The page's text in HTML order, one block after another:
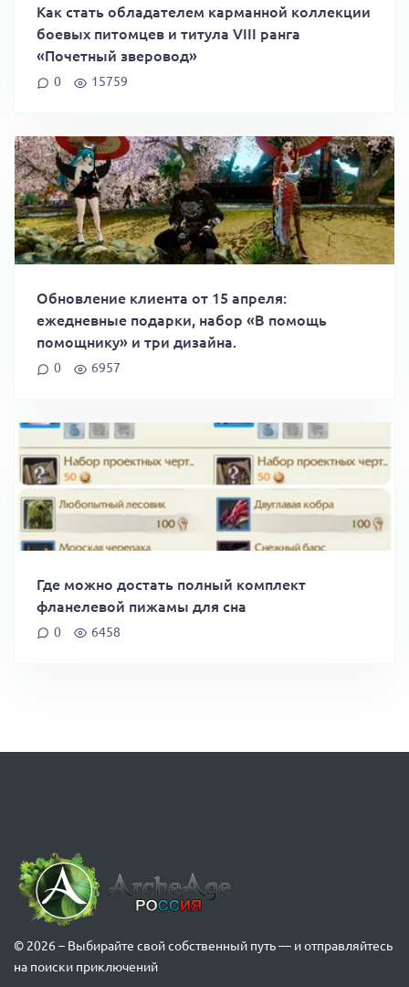
Как стать обладателем карманной коллекции
боевых питомцев и титула VIII ранга
«Почетный зверовод»
0 15759
Обновление клиента от 15 апреля:
ежедневные подарки, набор «В помощь
помощнику» и три дизайна.
0 6957
Где можно достать полный комплект
фланелевой пижамы для сна
0 6458
© 2026 – Выбирайте свой собственный путь — и отправляйтесь
на поиски приключений